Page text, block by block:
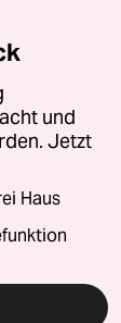
und
Jetzt
Haus